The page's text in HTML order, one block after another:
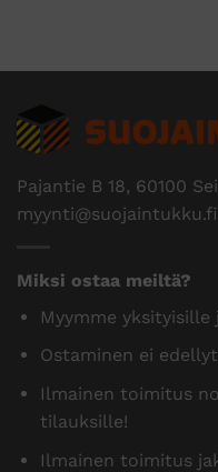
Pajantie B 18, 60100
myynti@suojaintukku.fi
Miksi ostaa meiltä?
Myymme
Ostaminen ei
Ilmainen toimitus
tilauksille!
Ilmainen toimitus